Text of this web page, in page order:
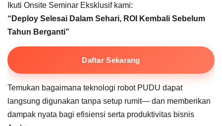
Ikuti Onsite Seminar Eksklusif kami:
“ Deploy Selesai Dalam Sehari, ROI Kembali Sebelum
Tahun Berganti”
Daftar Sekarang
Temukan bagaimana teknologi robot PUDU dapat
langsung digunakan tanpa setup rumit— dan memberikan
dampak nyata bagi efisiensi serta produktivitas bisnis